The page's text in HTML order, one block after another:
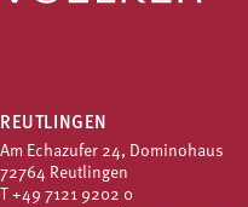
REUTLINGEN
Am Echazufer 24, Dominohaus
72764 Reutlingen
T +49 7121 9202 0